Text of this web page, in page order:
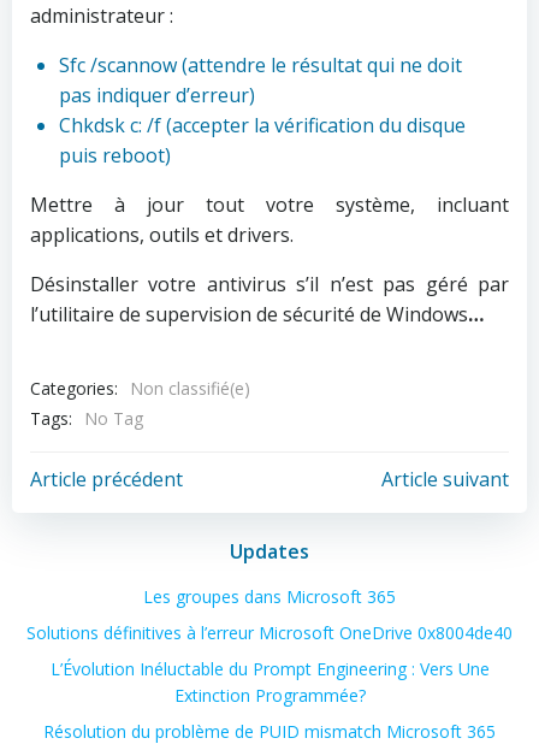
administrateur :
Sfc /scannow (attendre le résultat qui ne doit
pas indiquer d’erreur)
Chkdsk c: /f (accepter la vérification du disque
puis reboot)
Mettre à jour tout votre système, incluant
applications, outils et drivers.
Désinstaller votre antivirus s’il n’est pas géré par
l’utilitaire de supervision de sécurité de Windows…
Categories:
Non classifié(e)
Tags:
No Tag
Post
navigation
Article précédent
navigation
Article suivant
Updates
Les groupes dans Microsoft 365
Solutions définitives à l’erreur Microsoft OneDrive 0x8004de40
L’Évolution Inéluctable du Prompt Engineering : Vers Une
Extinction Programmée?
Résolution du problème de PUID mismatch Microsoft 365